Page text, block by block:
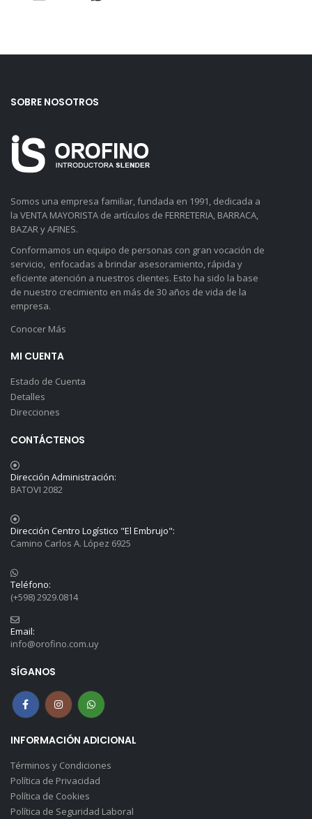
SOBRE NOSOTROS
Somos una empresa familiar, fundada en 1991, dedicada a
la VENTA MAYORISTA de artículos de FERRETERIA, BARRACA,
BAZAR y AFINES.
Conformamos un equipo de personas con gran vocación de
servicio, enfocadas a brindar asesoramiento, rápida y
eficiente atención a nuestros clientes. Esto ha sido la base
de nuestro crecimiento en más de 30 años de vida de la
empresa.
Conocer Más
MI CUENTA
Estado de Cuenta
Detalles
Direcciones
CONTÁCTENOS
Dirección Administración:
BATOVI 2082
Dirección Centro Logístico "El Embrujo":
Camino Carlos A. López 6925
Teléfono:
(+598) 2929.0814
Email:
info@orofino.com.uy
SÍGANOS
INFORMACIÓN ADICIONAL
Términos y Condiciones
Política de Privacidad
Política de Cookies
Política de Seguridad Laboral